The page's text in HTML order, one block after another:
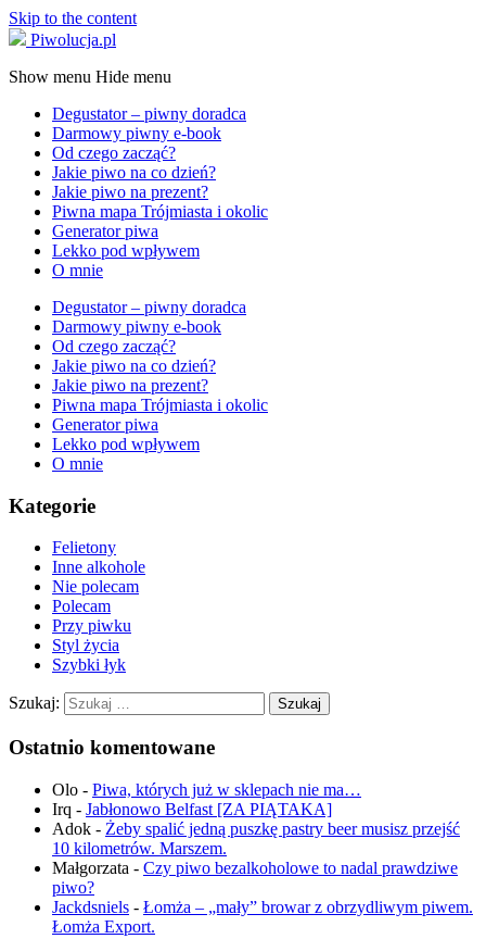
Skip to the content
Piwolucja.pl
Show menu Hide menu
Degustator – piwny doradca
Darmowy piwny e-book
Od czego zacząć?
Jakie piwo na co dzień?
Jakie piwo na prezent?
Piwna mapa Trójmiasta i okolic
Generator piwa
Lekko pod wpływem
O mnie
Degustator – piwny doradca
Darmowy piwny e-book
Od czego zacząć?
Jakie piwo na co dzień?
Jakie piwo na prezent?
Piwna mapa Trójmiasta i okolic
Generator piwa
Lekko pod wpływem
O mnie
Kategorie
Felietony
Inne alkohole
Nie polecam
Polecam
Przy piwku
Styl życia
Szybki łyk
Szukaj:
Ostatnio komentowane
Olo - Piwa, których już w sklepach nie ma…
Irq - Jabłonowo Belfast [ZA PIĄTAKA]
Adok - Żeby spalić jedną puszkę pastry beer musisz przejść
10 kilometrów. Marszem.
Małgorzata - Czy piwo bezalkoholowe to nadal prawdziwe
piwo?
Jackdsniels - Łomża – „mały” browar z obrzydliwym piwem.
Łomża Export.